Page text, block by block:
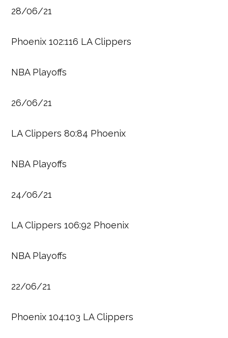
28/06/21
Phoenix 102:116 LA Clippers
NBA Playoffs
26/06/21
LA Clippers 80:84 Phoenix
NBA Playoffs
24/06/21
LA Clippers 106:92 Phoenix
NBA Playoffs
22/06/21
Phoenix 104:103 LA Clippers